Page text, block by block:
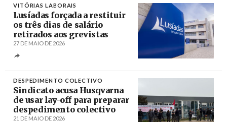
VITÓRIAS LABORAIS
Lusíadas forçada a restituir
os três dias de salário
retirados aos grevistas
27 DE MAIO DE 2026
DESPEDIMENTO COLECTIVO
Sindicato acusa Husqvarna
de usar lay-off para preparar
despedimento colectivo
21 DE MAIO DE 2026